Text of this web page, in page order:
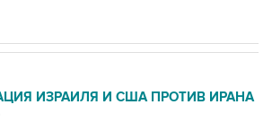
ИЗРАИЛЯ И США ПРОТИВ ИРАНА